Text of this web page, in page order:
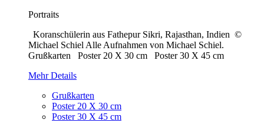
Portraits
Koranschülerin aus Fathepur Sikri, Rajasthan, Indien ©
Michael Schiel Alle Aufnahmen von Michael Schiel.
Grußkarten Poster 20 X 30 cm Poster 30 X 45 cm
Mehr Details
Grußkarten
Poster 20 X 30 cm
Poster 30 X 45 cm